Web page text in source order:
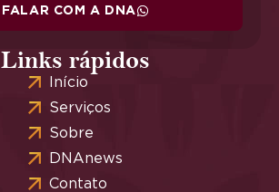
FALAR COM A DNA
Links rápidos
Início
Serviços
Sobre
DNAnews
Contato